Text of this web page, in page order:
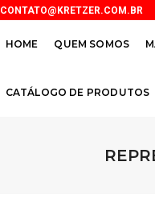
CONTATO@KRETZER.COM.BR
HOME QUEM SOMOS
CATÁLOGO DE PRODUTOS